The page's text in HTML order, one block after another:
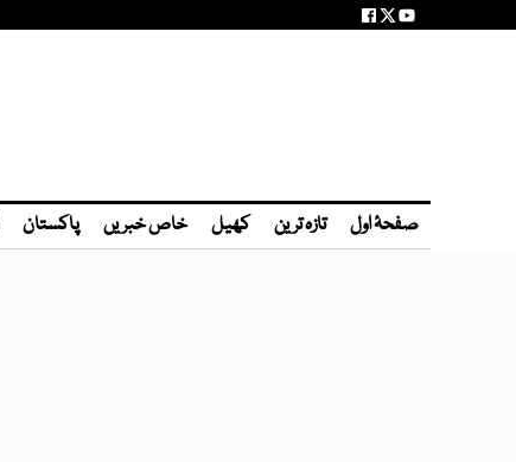
صفحۂ اول تازہ ترین کھیل خاص خبریں پاکستان